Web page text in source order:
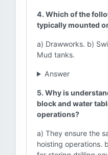
4. Which of the
typically mounted
a) Drawworks. b)
Mud tanks.
Answer
5. Why is
block and water
operations?
a) They ensure the
hoisting operations.